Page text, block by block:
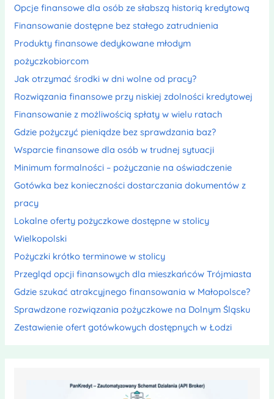
Opcje finansowe dla osób ze słabszą historią kredytową
Finansowanie dostępne bez stałego zatrudnienia
Produkty finansowe dedykowane młodym
pożyczkobiorcom
Jak otrzymać środki w dni wolne od pracy?
Rozwiązania finansowe przy niskiej zdolności kredytowej
Finansowanie z możliwością spłaty w wielu ratach
Gdzie pożyczyć pieniądze bez sprawdzania baz?
Wsparcie finansowe dla osób w trudnej sytuacji
Minimum formalności – pożyczanie na oświadczenie
Gotówka bez konieczności dostarczania dokumentów z
pracy
Lokalne oferty pożyczkowe dostępne w stolicy
Wielkopolski
Pożyczki krótko terminowe w stolicy
Przegląd opcji finansowych dla mieszkańców Trójmiasta
Gdzie szukać atrakcyjnego finansowania w Małopolsce?
Sprawdzone rozwiązania pożyczkowe na Dolnym Śląsku
Zestawienie ofert gotówkowych dostępnych w Łodzi